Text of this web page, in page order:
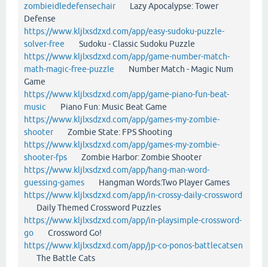
zombieidledefensechairLazy Apocalypse: Tower
Defense
https://www.kljlxsdzxd.com/app/easy-sudoku-puzzle-
solver-free Sudoku - Classic Sudoku Puzzle
https://www.kljlxsdzxd.com/app/game-number-match-
math-magic-free-puzzle Number Match - Magic Num
Game
https://www.kljlxsdzxd.com/app/game-piano-fun-beat-
music Piano Fun: Music Beat Game
https://www.kljlxsdzxd.com/app/games-my-zombie-
shooterZombie State: FPS Shooting
https://www.kljlxsdzxd.com/app/games-my-zombie-
shooter-fps Zombie Harbor: Zombie Shooter
https://www.kljlxsdzxd.com/app/hang-man-word-
guessing-games Hangman Words:Two Player Games
https://www.kljlxsdzxd.com/app/in-crossy-daily-crossword
Daily Themed Crossword Puzzles
https://www.kljlxsdzxd.com/app/in-playsimple-crossword-
go Crossword Go!
https://www.kljlxsdzxd.com/app/jp-co-ponos-battlecatsen
The Battle Cats